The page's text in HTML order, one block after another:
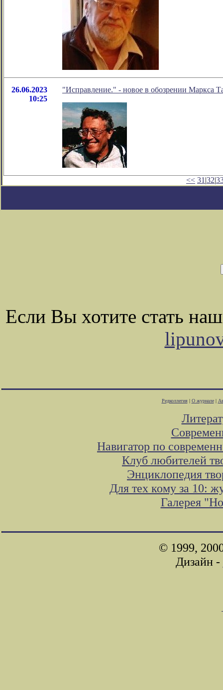
26.06.2023
10:25
"Исправление." - новое в обозрении Маркса
<< 31 |32|
Если Вы хотите стать
Редколлегия| О журнале|
Навигатор по
Клуб любителей
Энциклопедия
Для тех кому за 10:
Галерея
© 1999,
Дизайн -